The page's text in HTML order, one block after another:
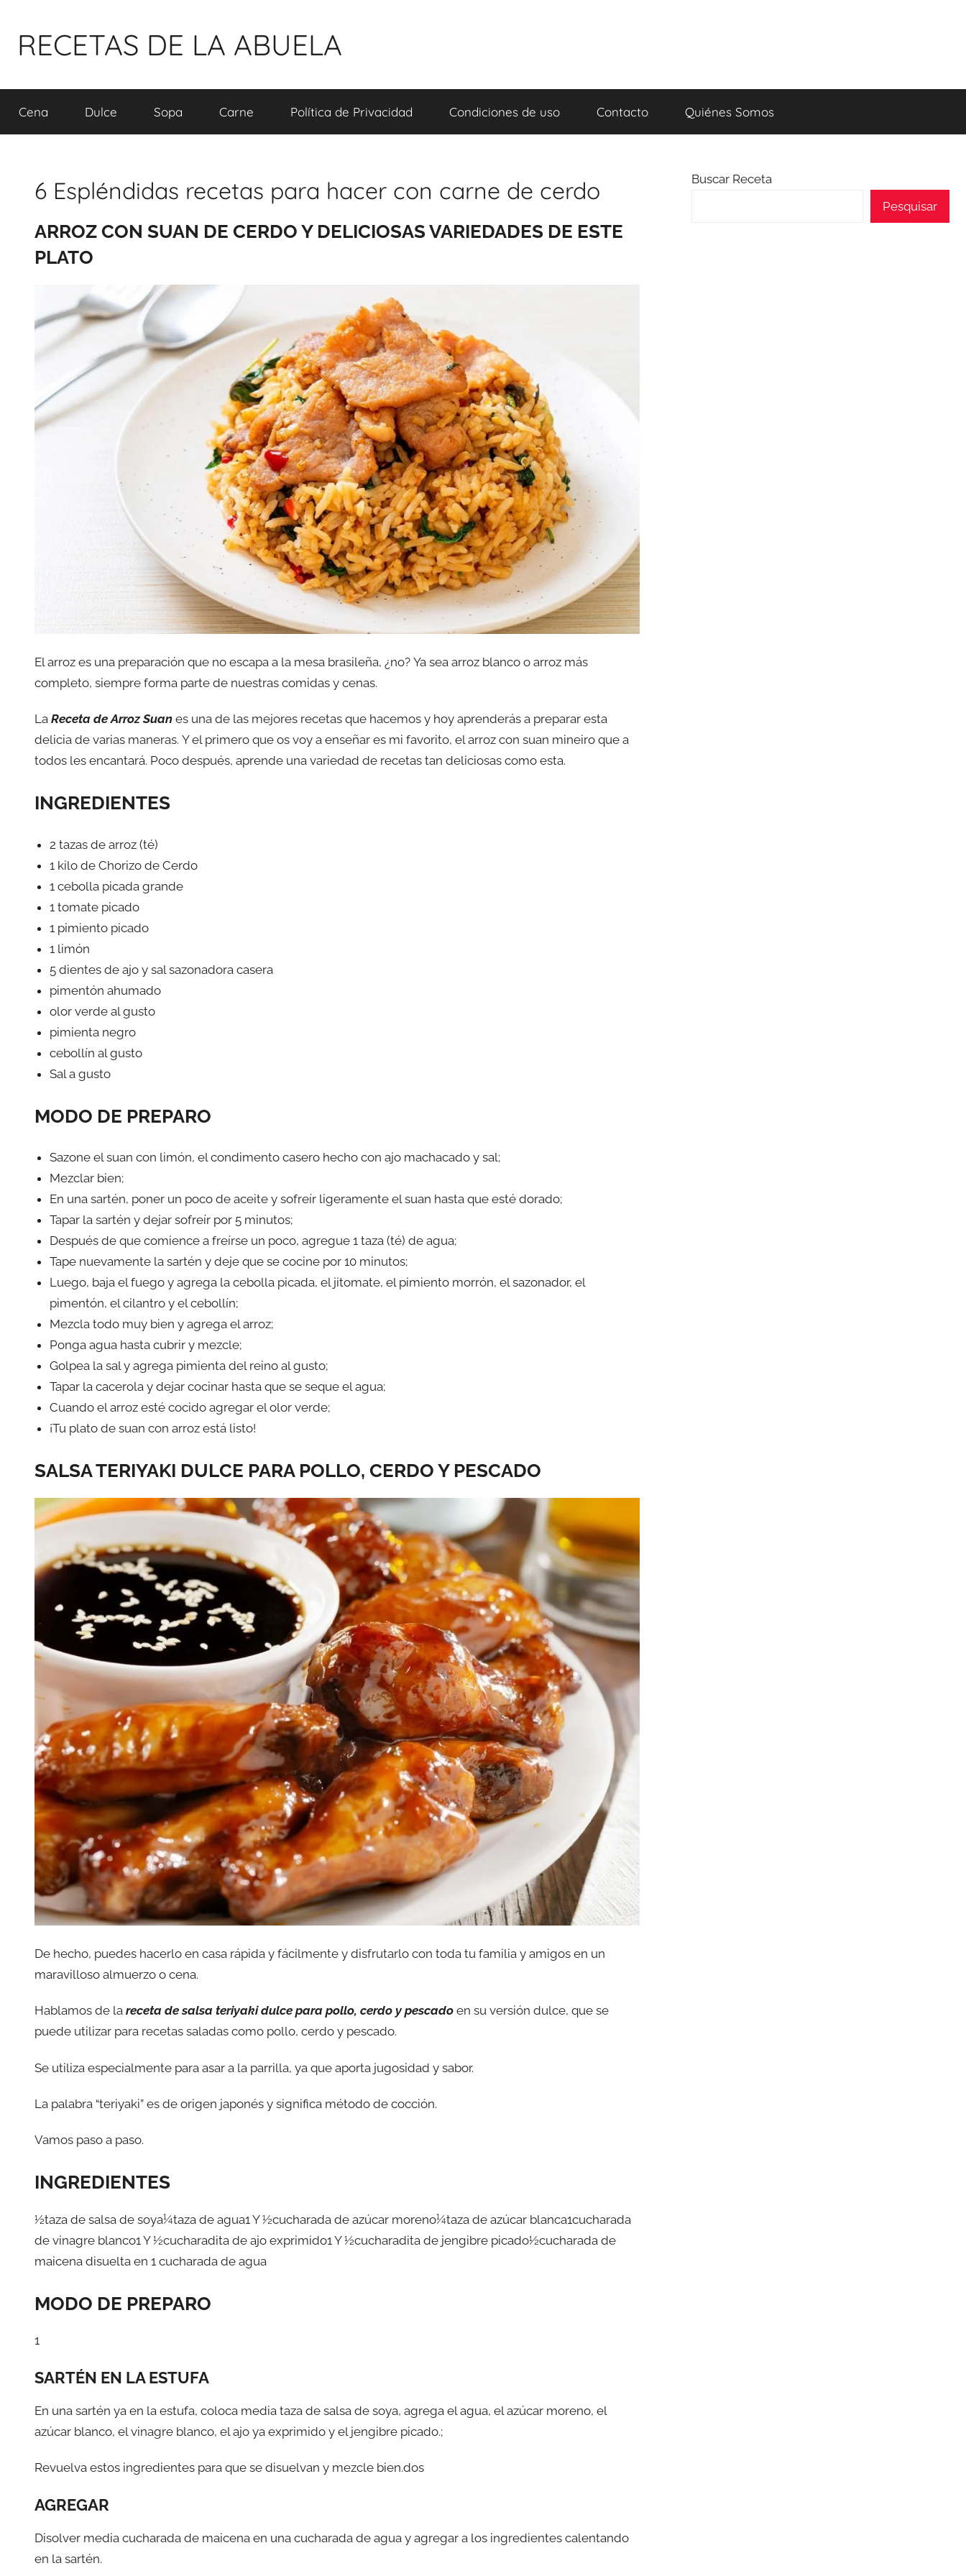
RECETAS DE LA ABUELA
Cena Dulce Sopa Carne Política de Privacidad Condiciones de uso Contacto Quiénes Somos
6 Espléndidas recetas para hacer con carne de cerdo
ARROZ CON SUAN DE CERDO Y DELICIOSAS VARIEDADES DE ESTE
PLATO
El arroz es una preparación que no escapa a la mesa brasileña, ¿no? Ya sea arroz blanco o arroz más
completo, siempre forma parte de nuestras comidas y cenas.
La Receta de Arroz Suan es una de las mejores recetas que hacemos y hoy aprenderás a preparar esta
delicia de varias maneras. Y el primero que os voy a enseñar es mi favorito, el arroz con suan mineiro que a
todos les encantará. Poco después, aprende una variedad de recetas tan deliciosas como esta.
INGREDIENTES
2 tazas de arroz (té)
1 kilo de Chorizo ​​de Cerdo
1 cebolla picada grande
1 tomate picado
1 pimiento picado
1 limón
5 dientes de ajo y sal sazonadora casera
pimentón ahumado
olor verde al gusto
pimienta negro
cebollín al gusto
Sal a gusto
MODO DE PREPARO
Sazone el suan con limón, el condimento casero hecho con ajo machacado y sal;
Mezclar bien;
En una sartén, poner un poco de aceite y sofreír ligeramente el suan hasta que esté dorado;
Tapar la sartén y dejar sofreír por 5 minutos;
Después de que comience a freírse un poco, agregue 1 taza (té) de agua;
Tape nuevamente la sartén y deje que se cocine por 10 minutos;
Luego, baja el fuego y agrega la cebolla picada, el jitomate, el pimiento morrón, el sazonador, el
pimentón, el cilantro y el cebollín;
Mezcla todo muy bien y agrega el arroz;
Ponga agua hasta cubrir y mezcle;
Golpea la sal y agrega pimienta del reino al gusto;
Tapar la cacerola y dejar cocinar hasta que se seque el agua;
Cuando el arroz esté cocido agregar el olor verde;
¡Tu plato de suan con arroz está listo!
SALSA TERIYAKI DULCE PARA POLLO, CERDO Y PESCADO
De hecho, puedes hacerlo en casa rápida y fácilmente y disfrutarlo con toda tu familia y amigos en un
maravilloso almuerzo o cena.
Hablamos de la receta de salsa teriyaki dulce para pollo, cerdo y pescado en su versión dulce, que se
puede utilizar para recetas saladas como pollo, cerdo y pescado.
Se utiliza especialmente para asar a la parrilla, ya que aporta jugosidad y sabor.
La palabra “teriyaki” es de origen japonés y significa método de cocción.
Vamos paso a paso.
INGREDIENTES
½taza de salsa de soya¼taza de agua1 Y ½cucharada de azúcar moreno¼taza de azúcar blanca1cucharada
de vinagre blanco1 Y ½cucharadita de ajo exprimido1 Y ½cucharadita de jengibre picado½cucharada de
maicena disuelta en 1 cucharada de agua
MODO DE PREPARO
1
SARTÉN EN LA ESTUFA
En una sartén ya en la estufa, coloca media taza de salsa de soya, agrega el agua, el azúcar moreno, el
azúcar blanco, el vinagre blanco, el ajo ya exprimido y el jengibre picado.;
Revuelva estos ingredientes para que se disuelvan y mezcle bien.dos
AGREGAR
Disolver media cucharada de maicena en una cucharada de agua y agregar a los ingredientes calentando
en la sartén.
Buscar Receta
Pesquisar